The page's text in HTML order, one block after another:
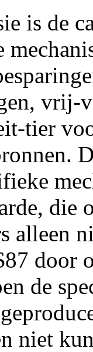
is de
vrij-
tier
die
alleen
door
de
niet